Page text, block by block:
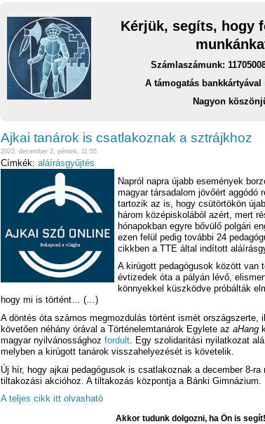
Kérjük, segíts, hogy
Számlaszámunk:
A támogatás bankkártyával
Nagyon
Ajkai tanárok is csatlakoznak a sztrájkhoz
2022. december 2. péntek, 11:55
Címkék: aláírásgyűjtés
Napról napra újabb események
magyar társadalom jövőért aggódó
tartozik az is, hogy csütörtökön
három középiskolából azért, mert
hónapokban egyre bővülő polgári
ezen felül pedig további 24
cikkben a TTE által indított
A kirúgott pedagógusok között van
évtizedek óta a pályán lévő,
könnyekkel küszködve próbálták
hogy mi is történt… (…)
A döntés óta számos megmozdulás történt ismét országszerte,
követően néhány órával a Történelemtanárok Egylete az aHang
magyar nyilvánossághoz fordult. Egy szolidaritási nyilatkozat
melyben a kirúgott tanárok visszahelyezését is követelik.
Új hír, hogy ajkai pedagógusok is csatlakoznak a december 8-ra
tiltakozási akcióhoz. A tiltakozás központja a Bánki Gimnázium.
A teljes cikk itt olvasható
Akkor tudunk dolgozni, ha Ön is segít!